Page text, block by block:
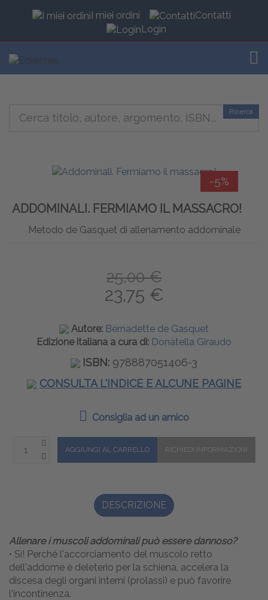
I miei ordini
Contatti
Login
Ricerca
-5%
ADDOMINALI. FERMIAMO IL MASSACRO!
Metodo de Gasquet di allenamento addominale
25,00 €
23,75 €
Autore: Bernadette de Gasquet
Edizione italiana a cura di: Donatella Giraudo
ISBN: 978887051406-3
CONSULTA L'INDICE E ALCUNE PAGINE
Consiglia ad un amico
DESCRIZIONE
Allenare i muscoli addominali può essere dannoso?
• Sì! Perché l'accorciamento del muscolo retto
dell'addome è deleterio per la schiena, accelera la
discesa degli organi interni (prolassi) e può favorire
l'incontinenza.